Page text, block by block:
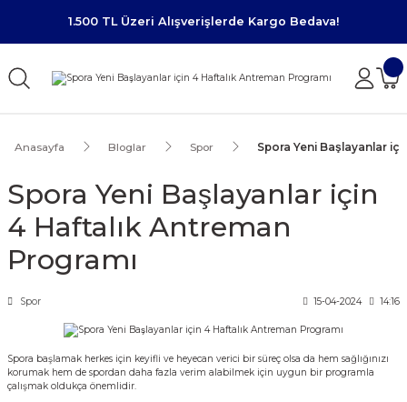
1.500 TL Üzeri Alışverişlerde Kargo Bedava!
Anasayfa Bloglar Spor Spora Yeni Başlayanlar
Spora Yeni Başlayanlar için
4 Haftalık Antreman
Programı
Spor 15-04-2024 14:16
Spora başlamak herkes için keyifli ve heyecan verici bir süreç olsa da hem sağlığınızı
korumak hem de spordan daha fazla verim alabilmek için uygun bir programla
çalışmak oldukça önemlidir.